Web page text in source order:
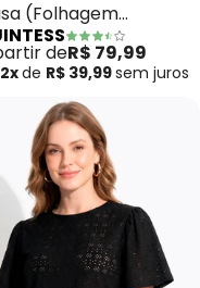
(Folhagem
em Malha de
Crep
deR$ 79,99
2xde R$ 39,99sem juros